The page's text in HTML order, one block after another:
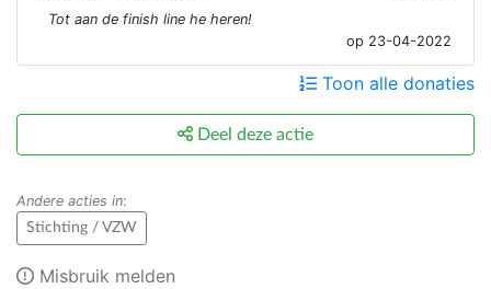
Tot aan de finish line he heren!
op 23-04-2022
Toon alle donaties
Deel deze actie
Andere acties in:
Stichting / VZW
Misbruik melden